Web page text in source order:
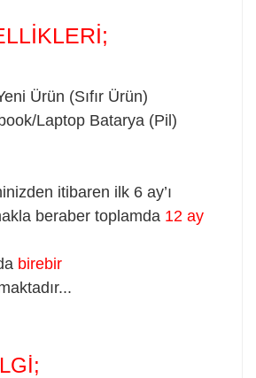
Ürün (Sıfır Ürün)
Laptop Batarya (Pil)
itibaren ilk 6 ay’ı
beraber toplamda 12 ay
birebir